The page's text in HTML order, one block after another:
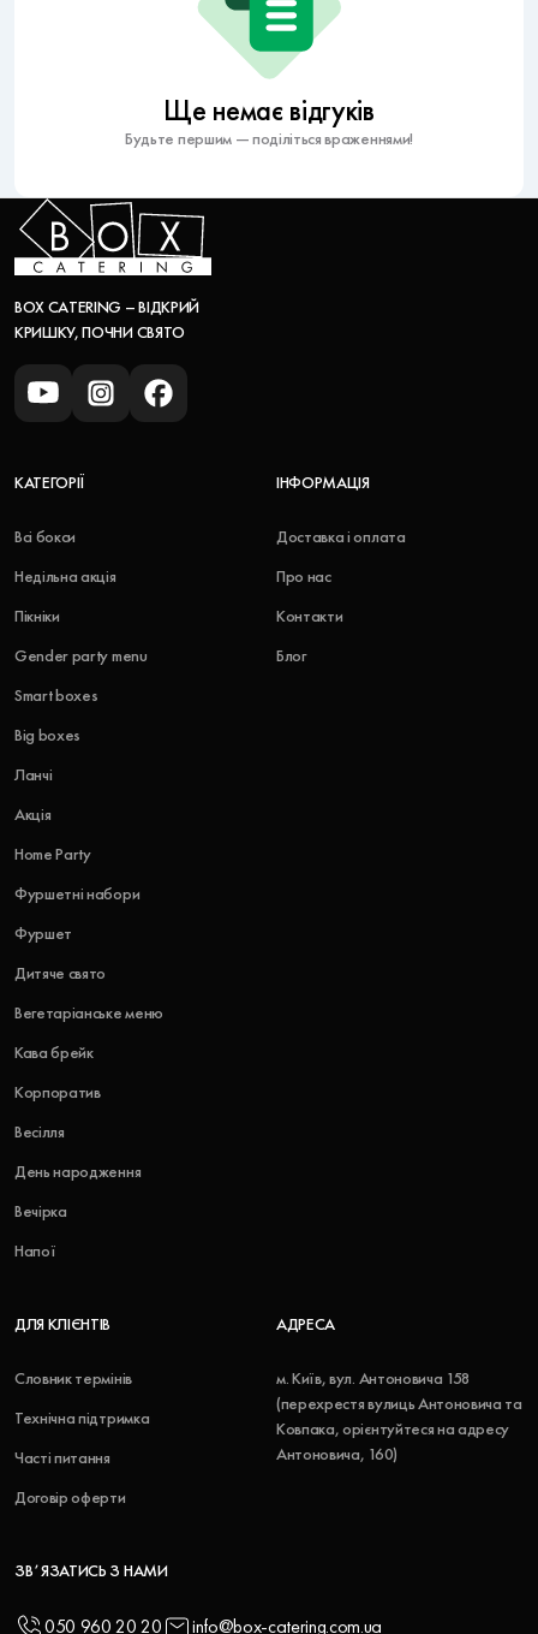
Ще немає відгуків
Будьте першим — поділіться враженнями!
BOX CATERING – ВІДКРИЙ
КРИШКУ, ПОЧНИ СВЯТО
КАТЕГОРІЇ
Всі бокси
Недільна акція
Пікніки
Gender party menu
Smart boxes
Big boxes
Ланчі
Акція
Home Party
Фуршетні набори
Фуршет
Дитяче свято
Вегетаріанське меню
Кава брейк
Корпоратив
Весілля
День народження
Вечірка
Напої
ІНФОРМАЦІЯ
Доставка і оплата
Про нас
Контакти
Блог
ДЛЯ КЛІЄНТІВ
Словник термінів
Технічна підтримка
Часті питання
Договір оферти
АДРЕСА
м. Київ, вул. Антоновича 158
(перехрестя вулиць Антоновича та
Ковпака, орієнтуйтеся на адресу
Антоновича, 160)
ЗВʼЯЗАТИСЬ З НАМИ
050 960 20 20 info@box-catering.com.ua